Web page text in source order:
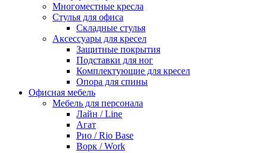
Многоместные кресла
Стулья для офиса
Складные стулья
Аксессуары для кресел
Защитные покрытия
Подставки для ног
Комплектующие для кресел
Опора для спины
Офисная мебель
Мебель для персонала
Лайн / Line
Агат
Рио / Rio Base
Ворк / Work